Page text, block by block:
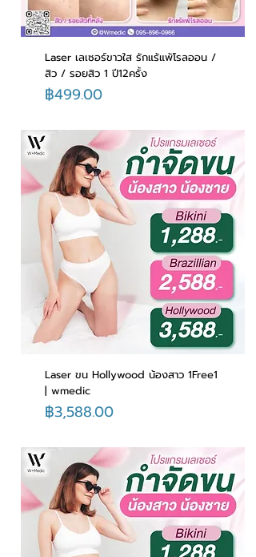
Laser เลเซอร์ขาวใส รักแร้แพ้โรลออน /
สิว / รอยสิว 1 ปี12ครั้ง
ราคา
฿499.00
Laser ขน Hollywood น้องสาว 1Free1
| wmedic
ราคา
฿3,588.00